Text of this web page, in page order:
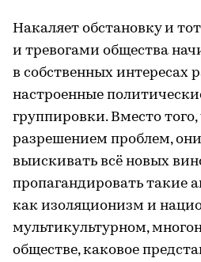
Накаляет обстановку и
и тревогами общества
в собственных интересах
настроенные
группировки. Вместо
разрешением проблем,
выискивать всё новых
пропагандировать такие
как изоляционизм и
мультикультурном,
обществе, каковое